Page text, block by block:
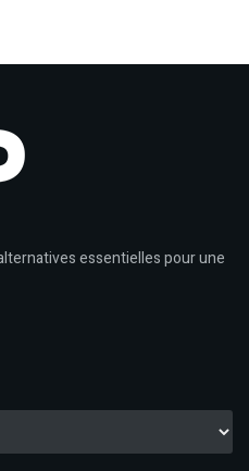
essentielles pour une